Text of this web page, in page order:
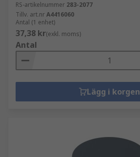
RS-artikelnummer 283-2077
Tillv. art.nrA4416060
Antal (1 enhet)
37,38 kr(exkl. moms)
Antal
Lägg i korgen